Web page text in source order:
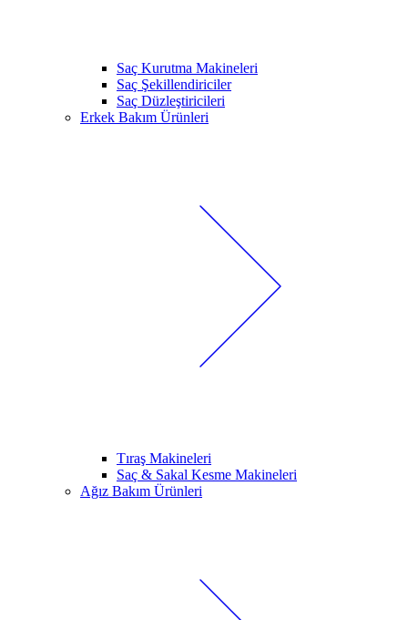
Saç Kurutma Makineleri
Saç Şekillendiriciler
Saç Düzleştiricileri
Erkek Bakım Ürünleri
Tıraş Makineleri
Saç & Sakal Kesme Makineleri
Ağız Bakım Ürünleri